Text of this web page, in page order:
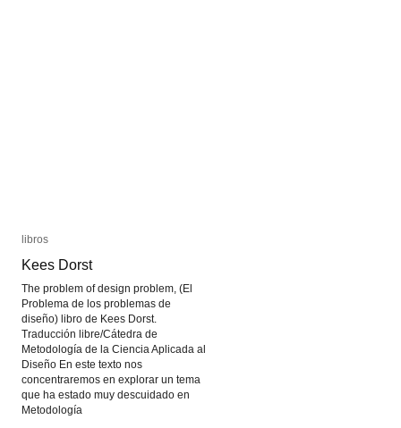
libros
Kees Dorst
The problem of design problem, (El
Problema de los problemas de
diseño) libro de Kees Dorst.
Traducción libre/Cátedra de
Metodología de la Ciencia Aplicada al
Diseño En este texto nos
concentraremos en explorar un tema
que ha estado muy descuidado en
Metodología
libros
Kees Dorst